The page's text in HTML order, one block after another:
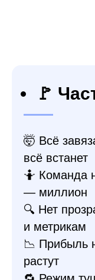
🚩
🤯 Всё
всё встанет
🤷 Команда
— миллион
🔍 Нет
и метрикам
📉 Прибыль
растут